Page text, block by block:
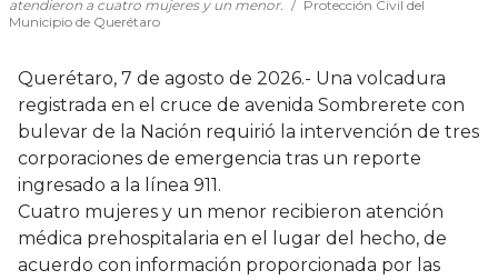
atendieron a cuatro mujeres y un menor.
Protección Civil del
Municipio de Querétaro
Querétaro, 7 de agosto de 2026.- Una volcadura
registrada en el cruce de avenida Sombrerete con
bulevar de la Nación requirió la intervención de tres
corporaciones de emergencia tras un reporte
ingresado a la línea 911.
Cuatro mujeres y un menor recibieron atención
médica prehospitalaria en el lugar del hecho, de
acuerdo con información proporcionada por las